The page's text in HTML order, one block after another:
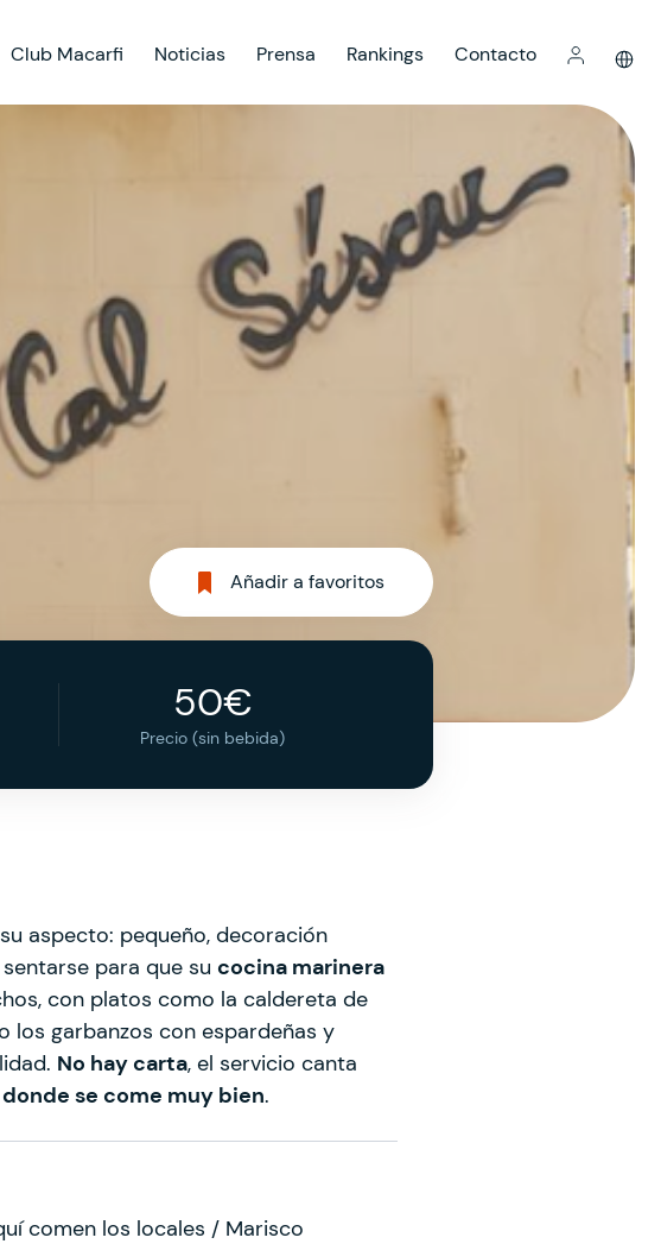
Club Macarfi Noticias Prensa Rankings Contacto
Añadir a favoritos
50€
Precio (sin bebida)
aspecto: pequeño, decoración
para que su cocina marinera
con platos como la caldereta de
los garbanzos con espardeñas y
No hay carta, el servicio canta
se come muy bien.
comen los locales / Marisco